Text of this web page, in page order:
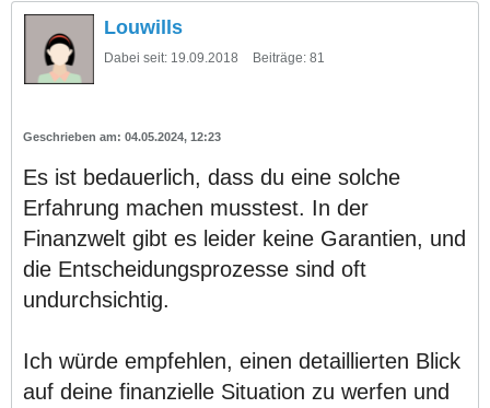
Louwills
Dabei seit: 19.09.2018 Beiträge: 81
04.05.2024, 12:23
Es ist bedauerlich, dass du eine solche
Erfahrung machen musstest. In der
Finanzwelt gibt es leider keine Garantien, und
die Entscheidungsprozesse sind oft
undurchsichtig.
Ich würde empfehlen, einen detaillierten Blick
auf deine finanzielle Situation zu werfen und